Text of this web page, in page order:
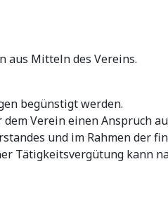
aus Mitteln des Vereins.
begünstigt werden.
Verein einen Anspruch
und im Rahmen der
Tätigkeitsvergütung kann